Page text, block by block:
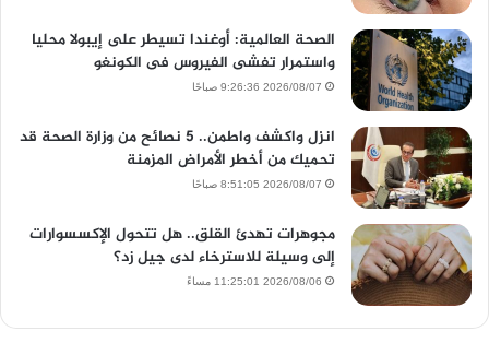
الصحة العالمية: أوغندا تسيطر على إيبولا محليا
واستمرار تفشى الفيروس فى الكونغو
2026/08/07 9:26:36 صباحًا
انزل واكشف واطمن.. 5 نصائح من وزارة الصحة قد
تحميك من أخطر الأمراض المزمنة
2026/08/07 8:51:05 صباحًا
مجوهرات تهدئ القلق.. هل تتحول الإكسسوارات
إلى وسيلة للاسترخاء لدى جيل زد؟
2026/08/06 11:25:01 مساءً